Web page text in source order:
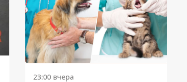
23:00 вчера